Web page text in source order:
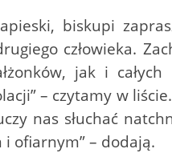
biskupi
człowieka.
jak i
– czytamy w
nas słuchać
ofiarnym” – dodają.